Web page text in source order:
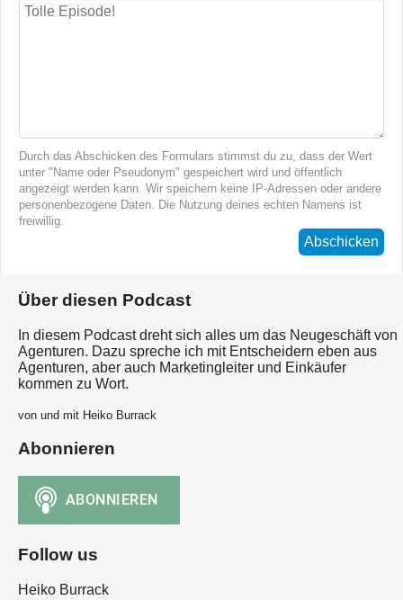
Durch das Abschicken des Formulars stimmst du zu, dass der Wert
unter "Name oder Pseudonym" gespeichert wird und öffentlich
angezeigt werden kann. Wir speichern keine IP-Adressen oder andere
personenbezogene Daten. Die Nutzung deines echten Namens ist
freiwillig.
Abschicken
Über diesen Podcast
In diesem Podcast dreht sich alles um das Neugeschäft von
Agenturen. Dazu spreche ich mit Entscheidern eben aus
Agenturen, aber auch Marketingleiter und Einkäufer
kommen zu Wort.
von und mit Heiko Burrack
Abonnieren
Follow us
Heiko Burrack